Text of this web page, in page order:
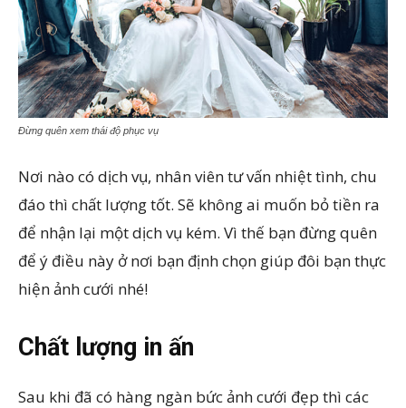
Đừng quên xem thái độ phục vụ
Nơi nào có dịch vụ, nhân viên tư vấn nhiệt tình, chu
đáo thì chất lượng tốt. Sẽ không ai muốn bỏ tiền ra
để nhận lại một dịch vụ kém. Vì thế bạn đừng quên
để ý điều này ở nơi bạn định chọn giúp đôi bạn thực
hiện ảnh cưới nhé!
Chất lượng in ấn
Sau khi đã có hàng ngàn bức ảnh cưới đẹp thì các